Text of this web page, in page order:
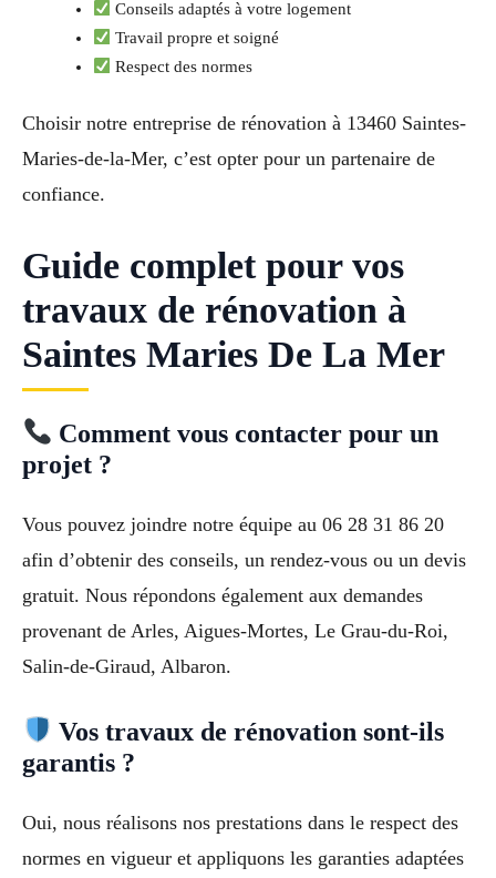
Conseils adaptés à votre logement
Travail propre et soigné
Respect des normes
Choisir notre entreprise de rénovation à 13460 Saintes-
Maries-de-la-Mer, c’est opter pour un partenaire de
confiance.
Guide complet pour vos
travaux de rénovation à
Saintes Maries De La Mer
Comment vous contacter pour un
projet ?
Vous pouvez joindre notre équipe au 06 28 31 86 20
afin d’obtenir des conseils, un rendez-vous ou un devis
gratuit. Nous répondons également aux demandes
provenant de Arles, Aigues-Mortes, Le Grau-du-Roi,
Salin-de-Giraud, Albaron.
Vos travaux de rénovation sont-ils
garantis ?
Oui, nous réalisons nos prestations dans le respect des
normes en vigueur et appliquons les garanties adaptées